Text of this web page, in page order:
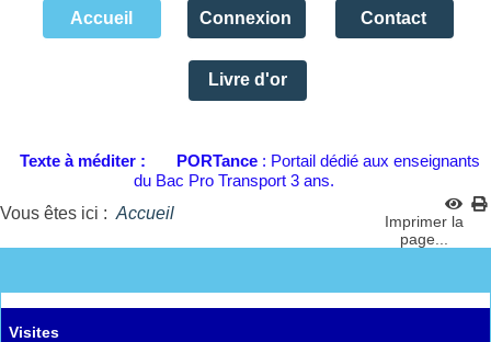
Accueil Connexion Contact
Livre d'or
Texte à méditer : PORTance : Portail dédié aux enseignants
du Bac Pro Transport 3 ans.
Vous êtes ici : Accueil
Imprimer la
page...
Visites